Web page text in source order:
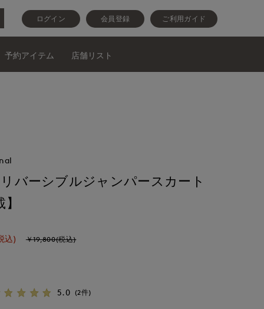
ログイン 会員登録 ご利用ガイド
予約アイテム 店舗リスト
リバーシブルジャンパースカート
込) ￥19,800(税込)
5.0 (2件)